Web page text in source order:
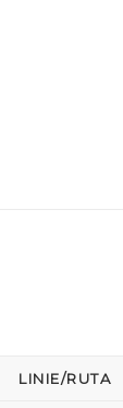
LINIE/RUTA